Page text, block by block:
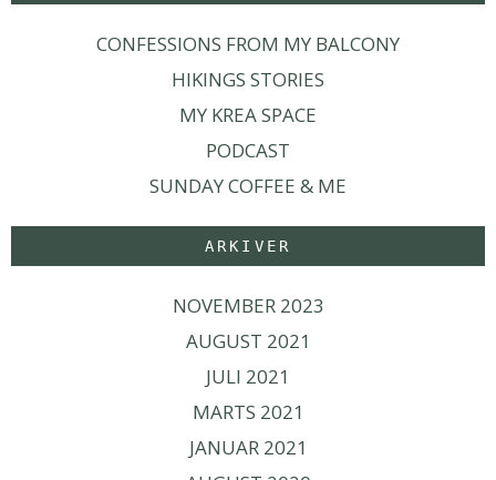
CONFESSIONS FROM MY BALCONY
HIKINGS STORIES
MY KREA SPACE
PODCAST
SUNDAY COFFEE & ME
ARKIVER
NOVEMBER 2023
AUGUST 2021
JULI 2021
MARTS 2021
JANUAR 2021